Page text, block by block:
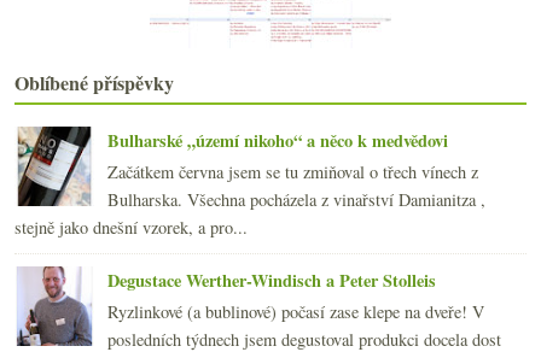
►2016(250)
►2015(251)
►2014(254)
►2013(249)
► 2012(254)
►2011(252)
►2010(249)
2009 (249)
►2008(270)
►2007(108)
Oblíbené příspěvky
Bulharské „území nikoho“ a něco k medvědovi
Začátkem června jsem se tu zmiňoval o třech vínech z
Bulharska. Všechna pocházela z vinařství Damianitza ,
stejně jako dnešní vzorek, a pro...
Degustace Werther-Windisch a Peter Stolleis
Ryzlinkové (a bublinové) počasí zase klepe na dveře! V
posledních týdnech jsem degustoval produkci docela dost